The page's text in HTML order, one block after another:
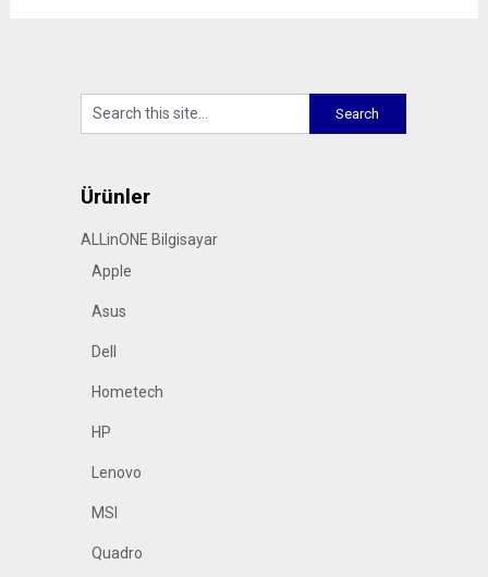
Ürünler
ALLinONE Bilgisayar
Apple
Asus
Dell
Hometech
HP
Lenovo
MSI
Quadro